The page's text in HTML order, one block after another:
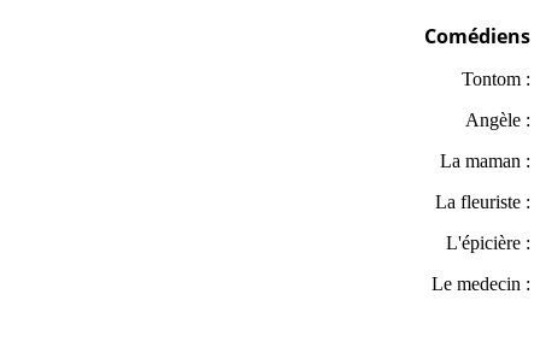
Comédiens
Tontom :
Angèle :
La maman :
La fleuriste :
L'épicière :
Le medecin :